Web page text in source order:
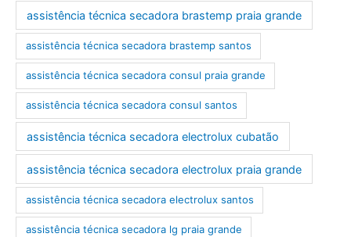
assistência técnica secadora brastemp praia grande
assistência técnica secadora brastemp santos
assistência técnica secadora consul praia grande
assistência técnica secadora consul santos
assistência técnica secadora electrolux cubatão
assistência técnica secadora electrolux praia grande
assistência técnica secadora electrolux santos
assistência técnica secadora lg praia grande